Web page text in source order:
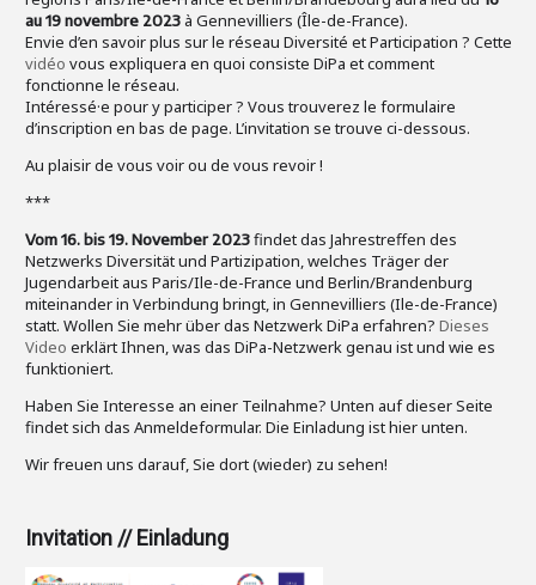
au 19 novembre 2023 à Gennevilliers (Île-de-France).
Envie d’en savoir plus sur le réseau Diversité et Participation ? Cette
vidéo vous expliquera en quoi consiste DiPa et comment
fonctionne le réseau.
Intéressé·e pour y participer ? Vous trouverez le formulaire
d’inscription en bas de page. L’invitation se trouve ci-dessous.
Au plaisir de vous voir ou de vous revoir !
***
Vom 16. bis 19. November 2023findet das Jahrestreffen des
Netzwerks Diversität und Partizipation, welches Träger der
Jugendarbeit aus Paris/Ile-de-France und Berlin/Brandenburg
miteinander in Verbindung bringt, in Gennevilliers (Ile-de-France)
statt. Wollen Sie mehr über das Netzwerk DiPa erfahren? Dieses
Video erklärt Ihnen, was das DiPa-Netzwerk genau ist und wie es
funktioniert.
Haben Sie Interesse an einer Teilnahme? Unten auf dieser Seite
findet sich das Anmeldeformular. Die Einladung ist hier unten.
Wir freuen uns darauf, Sie dort (wieder) zu sehen!
Invitation // Einladung